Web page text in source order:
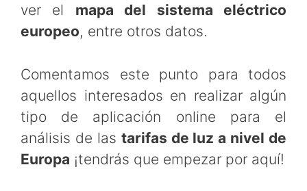
ver el mapa del sistema eléctrico
europeo, entre otros datos.
Comentamos este punto para todos
aquellos interesados en realizar algún
tipo de aplicación online para el
análisis de las tarifas de luz a nivel de
Europa ¡tendrás que empezar por aquí!